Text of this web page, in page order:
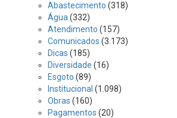
Abastecimento (318)
Água (332)
Atendimento (157)
Comunicados (3.173)
Dicas (185)
Diversidade (16)
Esgoto (89)
Institucional (1.098)
Obras (160)
Pagamentos (20)